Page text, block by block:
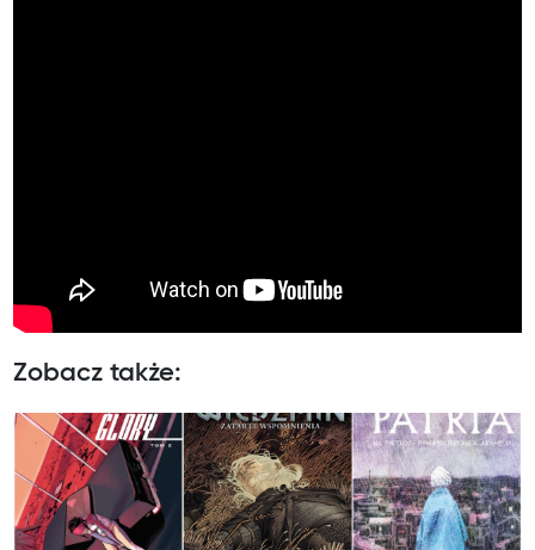
Zobacz także: